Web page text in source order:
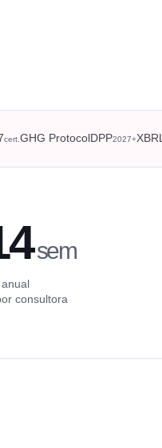
cert. GHG ProtocolDPP2027+XBRL
sem
consultora